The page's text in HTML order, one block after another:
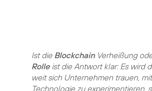
Ist die BlockchainVerheißung
Rolleist die Antwort klar: Es wird
weit sich Unternehmen trauen,
Technologie zu experimentieren,